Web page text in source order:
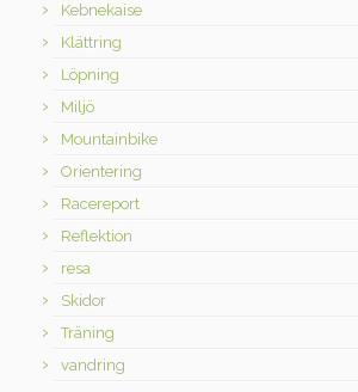
Kebnekaise
Klättring
Löpning
Miljö
Mountainbike
Orientering
Racereport
Reflektion
resa
Skidor
Träning
vandring